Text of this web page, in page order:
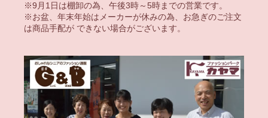
※9月1日は棚卸の為、午後3時～5時までの営業です。
※お盆、年末年始はメーカーが休みの為、お急ぎのご注文
は商品手配が できない場合がございます。